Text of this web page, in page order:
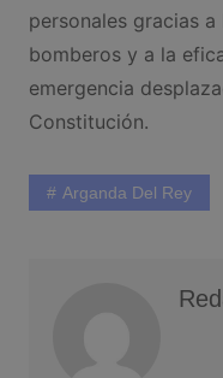
personales gracias
bomberos y a la
emergencia
Constitución.
Arganda Del Rey